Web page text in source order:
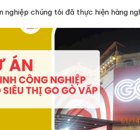
nghiệp chúng tôi đã thực hiện hàng